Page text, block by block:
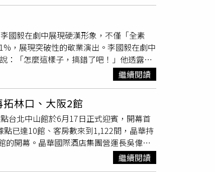
平於2025年7月宣布結婚，對象為圈外人
，最初以歌手身分活動，使用「洸平」名
累積舞台與戲劇經驗。不過，他真正受
梨香主演的女主角的丈夫「十代田八
得一提的是，「八郎」這個角色是松下洸
僅讓他擺脫多年演藝道路上的摸索期，
，也兼顧歌手活動與
作品，包括2021年TBS日劇《最愛》，
年出演《若與母親同住》與《Thrill
在戲劇表演領域的實力。目前，松下洸
續活躍於日本影視第一線。
國毅在劇中展現硬漢形象，不僅「全素
，展現突破性的敬業演出。李國毅在劇中
：「怎麼這樣子，搞錯了吧！」他透露，
大、汗如雨下，「發現妝都流掉了，就乾
素顏演出。（圖／侯世駿攝）因為外景動
來越瘦，體脂更從 14% 一路狂掉到
：「那部戲是我表演生涯非常重要的轉
除了沉重的劇情，這次蔡亘晏（爆花）跟
無比「赤裸又害羞」。劇中她跟管罄組女
李國毅、姚淳耀、蔡亘晏（爆花）、喬瑟
出唱跳處女秀，直呼「真的不是簡單的事
繼續閱讀
林口、大阪2館
台北中山館於6月17日正式迎賓，開幕首
已達10館、客房數來到1,122間，晶華持
開幕。晶華國際酒店集團營運長吳偉正
元的成績，對一間50間客房量體的新飯
華酒店的1倍以上，雖然各館規模相對精
繼續閱讀